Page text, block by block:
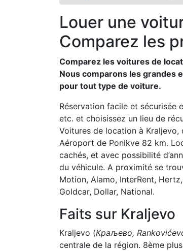
Louer une
Comparez les
Comparez les voitures de
Nous comparons les grandes
pour tout type de voiture.
Réservation facile et sécurisée
etc. et choisissez un lieu de
Voitures de location à
Aéroport de Ponikve 82 km.
cachés, et avec possibilité
du véhicule. A proximité se
Motion, Alamo, InterRent,
Goldcar, Dollar, National.
Faits sur Kraljevo
Kraljevo (Краљево,
centrale de la région. 8ème